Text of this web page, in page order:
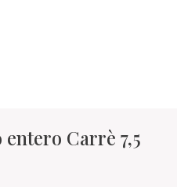
Carrè 7,5